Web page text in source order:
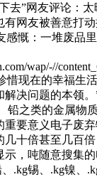
去”网友评论：太
有网友被善意打
感慨：一堆废品
wap/-//
惜现在的幸福生
决问题的本领。
铅之类的金属物
重要意义电子废
几十倍甚至几百
示，吨随意搜集
.kg锡、.kg镍、